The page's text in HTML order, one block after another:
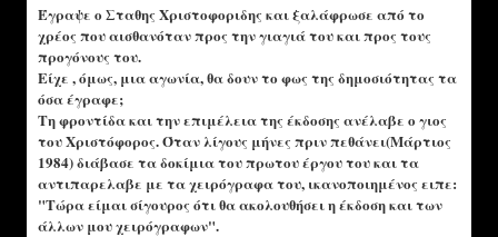
Έγραψε ο Σταθης Χριστοφοριδης και ξαλάφρωσε από το
χρέος που αισθανόταν προς την γιαγιά του και προς τους
προγόνους του.
Είχε , όμως, μια αγωνία, θα δουν το φως της δημοσιότητας τα
όσα έγραφε;
Τη φροντίδα και την επιμέλεια της έκδοσης ανέλαβε ο γιος
του Χριστόφορος. Όταν λίγους μήνες πριν πεθάνει(Μάρτιος
1984) διάβασε τα δοκίμια του πρωτου έργου του και τα
αντιπαρελαβε με τα χειρόγραφα του, ικανοποιημένος ειπε:
"Τώρα είμαι σίγουρος ότι θα ακολουθήσει η έκδοση και των
άλλων μου χειρόγραφων".